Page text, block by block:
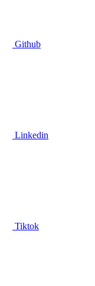
Github
Linkedin
Tiktok